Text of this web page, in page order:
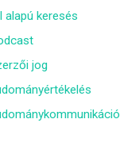
alapú keresés
jog